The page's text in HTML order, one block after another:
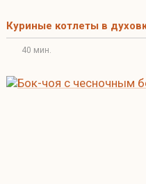
Куриные котлеты в
40 мин.